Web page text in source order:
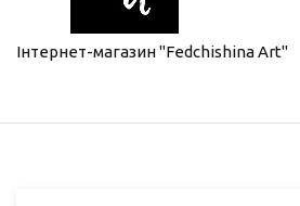
Інтернет-магазин "Fedchishina Art"